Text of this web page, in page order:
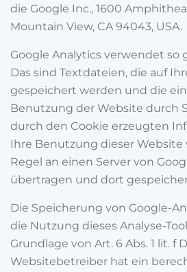
die Google Inc., 1600
Mountain View, CA 94043, USA.
Google Analytics verwendet so
Das sind Textdateien, die auf
gespeichert werden und die
Benutzung der Website durch
durch den Cookie erzeugten
Ihre Benutzung dieser Website
Regel an einen Server von
übertragen und dort
Die Speicherung von Google-
die Nutzung dieses Analyse-
Grundlage von Art. 6 Abs. 1 lit. f
Websitebetreiber hat ein